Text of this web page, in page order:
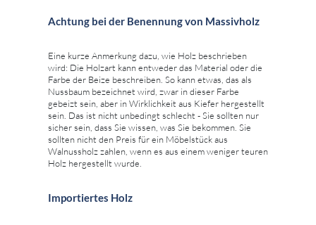
Achtung bei der Benennung von Massivholz
Eine kurze Anmerkung dazu, wie Holz beschrieben
wird: Die Holzart kann entweder das Material oder die
Farbe der Beize beschreiben. So kann etwas, das als
Nussbaum bezeichnet wird, zwar in dieser Farbe
gebeizt sein, aber in Wirklichkeit aus Kiefer hergestellt
sein. Das ist nicht unbedingt schlecht - Sie sollten nur
sicher sein, dass Sie wissen, was Sie bekommen. Sie
sollten nicht den Preis für ein Möbelstück aus
Walnussholz zahlen, wenn es aus einem weniger teuren
Holz hergestellt wurde.
Importiertes Holz